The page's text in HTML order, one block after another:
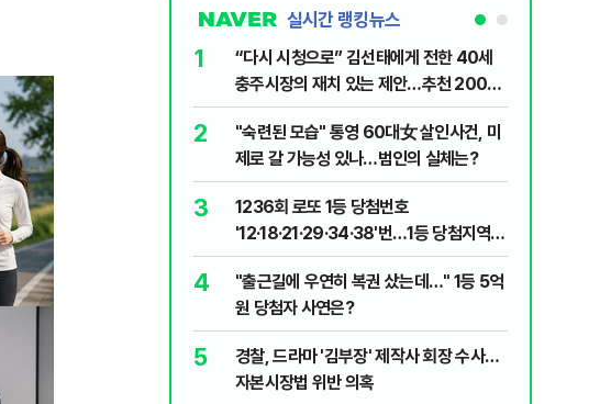
실시간 랭킹뉴스
1
“다시 시청으로” 김선태에게 전한 40세
충주시장의 재치 있는 제안…추천 2000
개
2
"숙련된 모습" 통영 60대女 살인사건, 미
제로 갈 가능성 있나…범인의 실체는?
3
1236회 로또 1등 당첨번호
'12·18·21·29·34·38'번…1등 당첨지역
어디?
4
"출근길에 우연히 복권 샀는데…" 1등 5억
원 당첨자 사연은?
5
경찰, 드라마 '김부장' 제작사 회장 수사…
자본시장법 위반 의혹